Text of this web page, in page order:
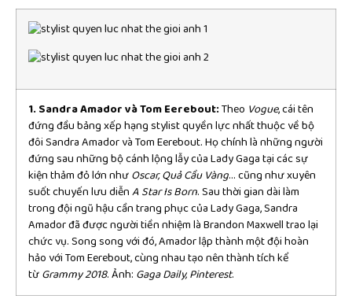
1. Sandra Amador và Tom Eerebout:Theo Vogue, cái tên
đứng đầu bảng xếp hạng stylist quyền lực nhất thuộc về bộ
đôi Sandra Amador và Tom Eerebout. Họ chính là những người
đứng sau những bộ cánh lộng lẫy của Lady Gaga tại các sự
kiện thảm đỏ lớn nhưOscar, Quả Cầu Vàng… cũng như xuyên
suốt chuyến lưu diễnA Star Is Born. Sau thời gian dài làm
trong đội ngũ hậu cần trang phục của Lady Gaga, Sandra
Amador đã được người tiền nhiệm là Brandon Maxwell trao lại
chức vụ. Song song với đó, Amador lập thành một đội hoàn
hảo với Tom Eerebout, cùng nhau tạo nên thành tích kể
từGrammy 2018. Ảnh: Gaga Daily, Pinterest.